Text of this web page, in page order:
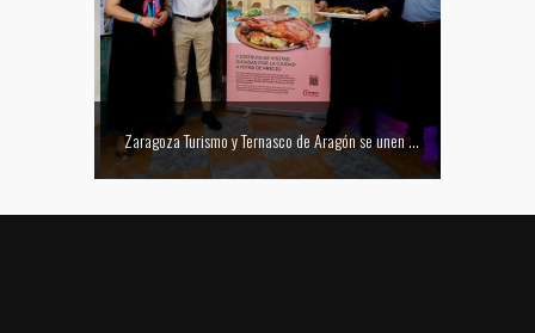
Zaragoza Turismo y Ternasco de Aragón se unen para promocionar la ciudad a través de su gastronomía